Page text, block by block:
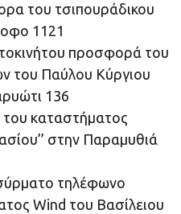
του τσιπουράδικου
1121
προσφορά του
του Παύλου Κύργιου
136
καταστήματος
στην Παραμυθιά
τηλέφωνο
Wind του Βασίλειου